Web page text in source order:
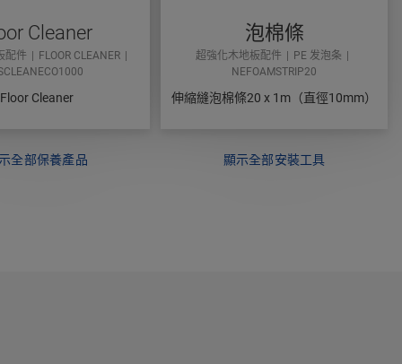
Cleaner
配件
FLOOR CLEANER
Floor Cleaner
全部保養產品
泡棉條
超強化木地板配件
PE 发泡条
NEFOAMSTRIP20
伸縮縫泡棉條20 x 1m（直徑10mm）
顯示全部安裝工具